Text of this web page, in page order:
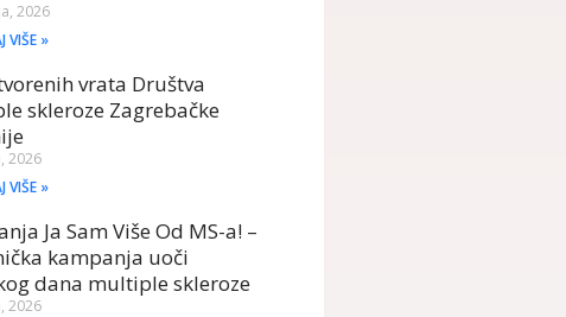
2026
VIŠE »
vrata Društva
skleroze Zagrebačke
2026
VIŠE »
Ja Sam Više Od MS-a! –
kampanja uoči
dana multiple skleroze
2026